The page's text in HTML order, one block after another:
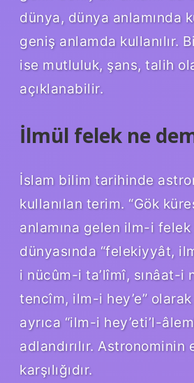
dünya, dünya anlamında
geniş anlamda kullanılır.
ise mutluluk, şans, talih
açıklanabilir.
İlmül felek ne
İslam bilim tarihinde
kullanılan terim. “Gök
anlamına gelen ilm-i
dünyasında “felekiyyât,
i nücûm-i ta’lîmî, sınâat-i
tencîm, ilm-i hey’e” olarak
ayrıca “ilm-i hey’eti’l-
adlandırılır. Astronominin
karşılığıdır.